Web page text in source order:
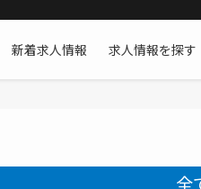
ッチ
新着求人情報 求人情報を探す
全